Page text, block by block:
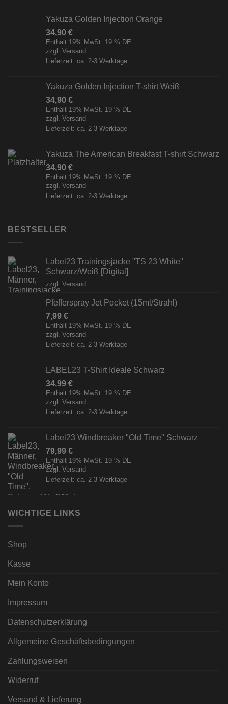
Yakuza Golden Injection Orange
34,90 €
Enthält 19% MwSt. 19 % DE
zzgl. Versand
Lieferzeit: ca. 2-3 Werktage
Yakuza Golden Injection T-shirt Weiß
34,90 €
Enthält 19% MwSt. 19 % DE
zzgl. Versand
Lieferzeit: ca. 2-3 Werktage
Yakuza The American Breakfast T-shirt Schwarz
34,90 €
Enthält 19% MwSt. 19 % DE
zzgl. Versand
Lieferzeit: ca. 2-3 Werktage
BESTSELLER
Label23 Trainingsjacke "TS 23 White"
Schwarz/Weiß [Digital]
zzgl. Versand
Pfefferspray Jet Pocket (15ml/Strahl)
7,99 €
Enthält 19% MwSt. 19 % DE
zzgl. Versand
Lieferzeit: ca. 2-3 Werktage
LABEL23 T-Shirt Ideale Schwarz
34,99 €
Enthält 19% MwSt. 19 % DE
zzgl. Versand
Lieferzeit: ca. 2-3 Werktage
Label23 Windbreaker "Old Time" Schwarz
79,99 €
Enthält 19% MwSt. 19 % DE
zzgl. Versand
Lieferzeit: ca. 2-3 Werktage
WICHTIGE LINKS
Shop
Kasse
Mein Konto
Impressum
Datenschutzerklärung
Allgemeine Geschäftsbedingungen
Zahlungsweisen
Widerruf
Versand & Lieferung